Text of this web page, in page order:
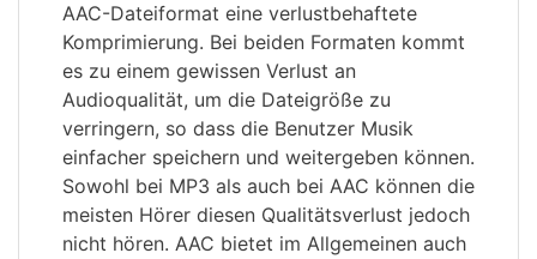
AAC-Dateiformat eine verlustbehaftete
Komprimierung. Bei beiden Formaten kommt
es zu einem gewissen Verlust an
Audioqualität, um die Dateigröße zu
verringern, so dass die Benutzer Musik
einfacher speichern und weitergeben können.
Sowohl bei MP3 als auch bei AAC können die
meisten Hörer diesen Qualitätsverlust jedoch
nicht hören. AAC bietet im Allgemeinen auch